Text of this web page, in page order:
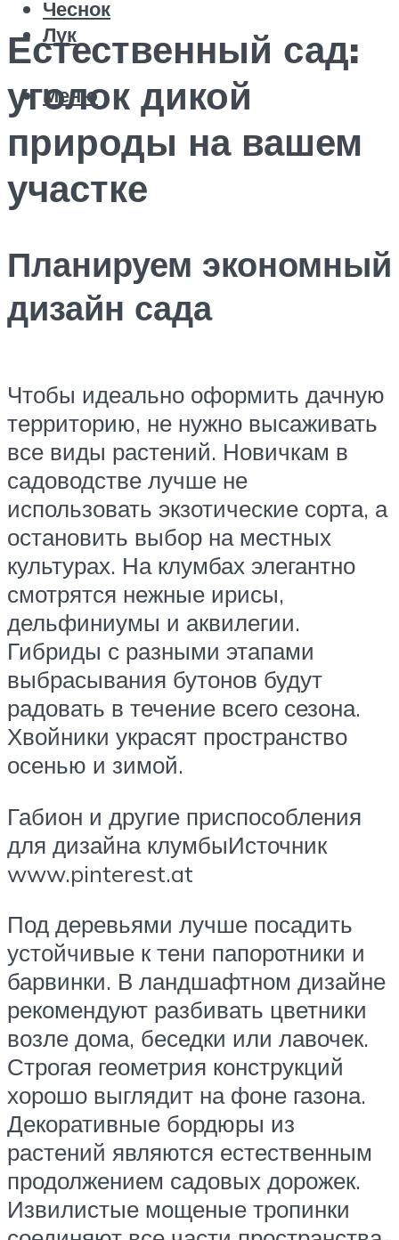
Чеснок
Лук
Меню
Естественный сад:
уголок дикой
природы на вашем
участке
Планируем экономный
дизайн сада
Чтобы идеально оформить дачную
территорию, не нужно высаживать
все виды растений. Новичкам в
садоводстве лучше не
использовать экзотические сорта, а
остановить выбор на местных
культурах. На клумбах элегантно
смотрятся нежные ирисы,
дельфиниумы и аквилегии.
Гибриды с разными этапами
выбрасывания бутонов будут
радовать в течение всего сезона.
Хвойники украсят пространство
осенью и зимой.
Габион и другие приспособления
для дизайна клумбыИсточник
www.pinterest.at
Под деревьями лучше посадить
устойчивые к тени папоротники и
барвинки. В ландшафтном дизайне
рекомендуют разбивать цветники
возле дома, беседки или лавочек.
Строгая геометрия конструкций
хорошо выглядит на фоне газона.
Декоративные бордюры из
растений являются естественным
продолжением садовых дорожек.
Извилистые мощеные тропинки